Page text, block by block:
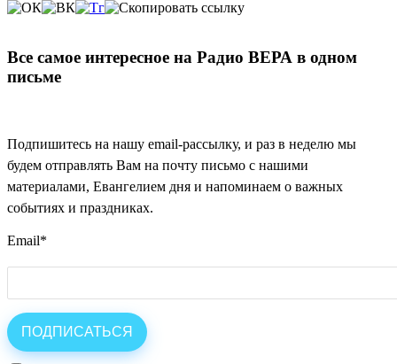
Все самое интересное на Радио ВЕРА в одном
письме
Подпишитесь на нашу email-рассылку, и раз в неделю мы
будем отправлять Вам на почту письмо с нашими
материалами, Евангелием дня и напоминаем о важных
событиях и праздниках.
Email*